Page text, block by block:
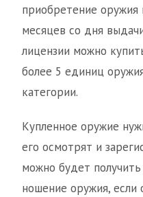
приобретение
месяцев со дня
лицензии можно
более 5 единиц
категории.
Купленное оружие
его осмотрят и
можно будет
ношение оружия, если